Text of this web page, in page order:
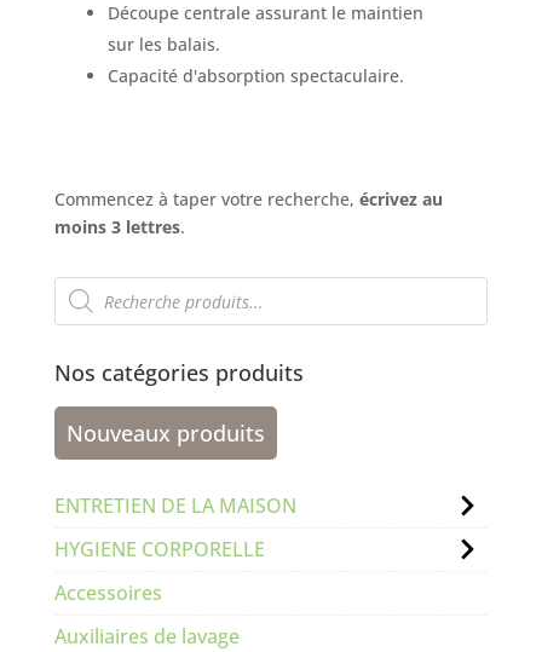
Découpe centrale assurant le maintien
sur les balais.
Capacité d'absorption spectaculaire.
Commencez à taper votre recherche, écrivez au
moins 3 lettres.
Recherche
de
produits
Nos catégories produits
Nouveaux produits
ENTRETIEN DE LA MAISON
HYGIENE CORPORELLE
Accessoires
Auxiliaires de lavage